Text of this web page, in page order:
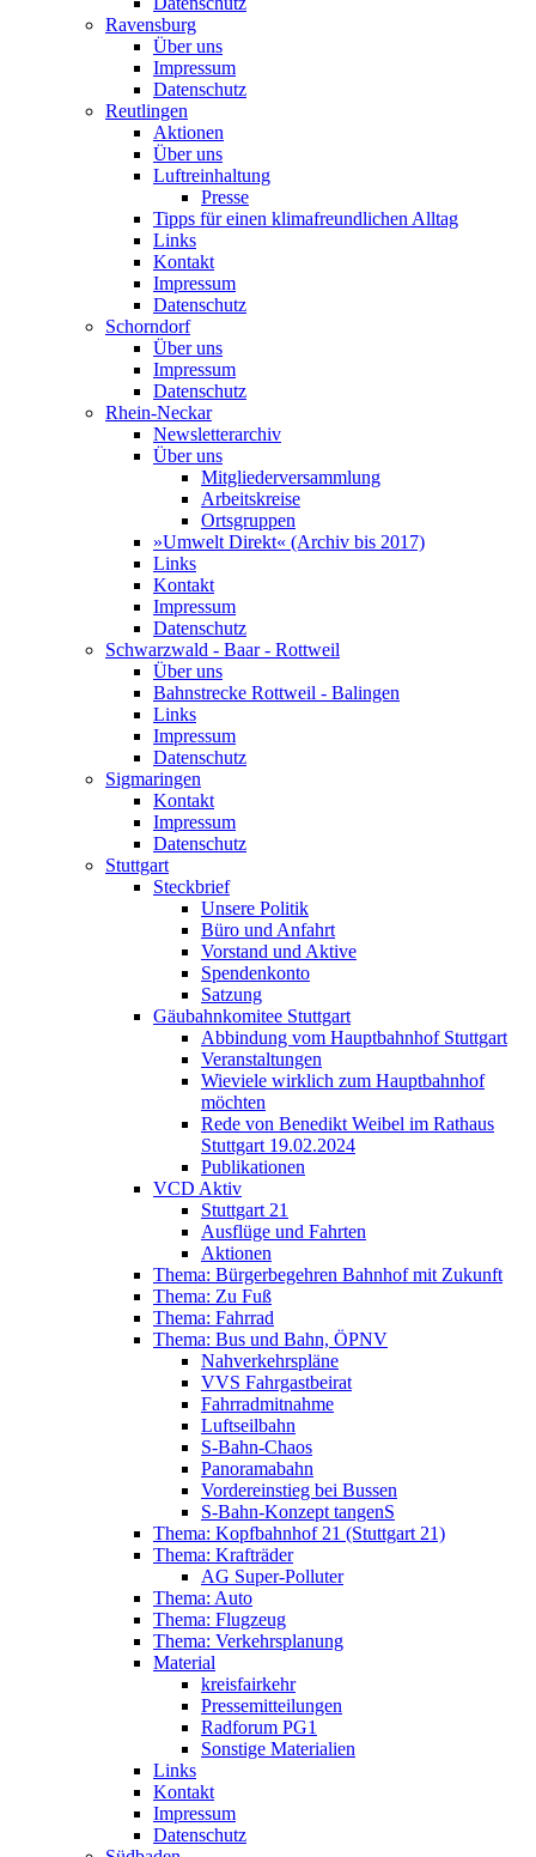
Ravensburg
Über uns
Impressum
Datenschutz
Reutlingen
Aktionen
Über uns
Luftreinhaltung
Presse
Tipps für einen klimafreundlichen Alltag
Links
Kontakt
Impressum
Datenschutz
Schorndorf
Über uns
Impressum
Datenschutz
Rhein-Neckar
Newsletterarchiv
Über uns
Mitgliederversammlung
Arbeitskreise
Ortsgruppen
»Umwelt Direkt« (Archiv bis 2017)
Links
Kontakt
Impressum
Datenschutz
Schwarzwald - Baar - Rottweil
Über uns
Bahnstrecke Rottweil - Balingen
Links
Impressum
Datenschutz
Sigmaringen
Kontakt
Impressum
Datenschutz
Stuttgart
Steckbrief
Unsere Politik
Büro und Anfahrt
Vorstand und Aktive
Spendenkonto
Satzung
Gäubahnkomitee Stuttgart
Abbindung vom Hauptbahnhof Stuttgart
Veranstaltungen
Wieviele wirklich zum Hauptbahnhof
möchten
Rede von Benedikt Weibel im Rathaus
Stuttgart 19.02.2024
Publikationen
VCD Aktiv
Stuttgart 21
Ausflüge und Fahrten
Aktionen
Thema: Bürgerbegehren Bahnhof mit Zukunft
Thema: Zu Fuß
Thema: Fahrrad
Thema: Bus und Bahn, ÖPNV
Nahverkehrspläne
VVS Fahrgastbeirat
Fahrradmitnahme
Luftseilbahn
S-Bahn-Chaos
Panoramabahn
Vordereinstieg bei Bussen
S-Bahn-Konzept tangenS
Thema: Kopfbahnhof 21 (Stuttgart 21)
Thema: Krafträder
AG Super-Polluter
Thema: Auto
Thema: Flugzeug
Thema: Verkehrsplanung
Material
kreisfairkehr
Pressemitteilungen
Radforum PG1
Sonstige Materialien
Links
Kontakt
Impressum
Datenschutz